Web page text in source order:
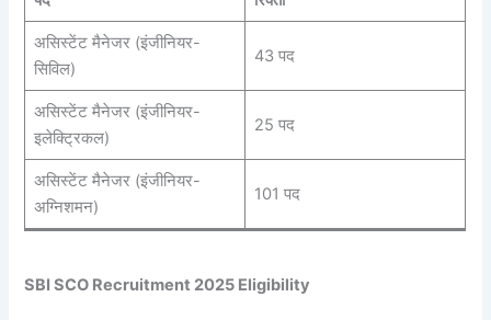
असिस्टेंट मैनेजर (इंजीनियर-
सिविल)
43 पद
असिस्टेंट मैनेजर (इंजीनियर-
इलेक्ट्रिकल)
25 पद
असिस्टेंट मैनेजर (इंजीनियर-
अग्निशमन)
101 पद
SBI SCO Recruitment 2025 Eligibility